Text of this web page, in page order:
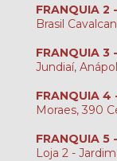
FRANQUIA 2
Brasil
FRANQUIA 3
Jundiaí,
FRANQUIA 4
Moraes, 390
FRANQUIA 5
Loja 2 -